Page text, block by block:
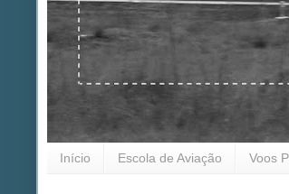
Início Escola de Aviação Voos